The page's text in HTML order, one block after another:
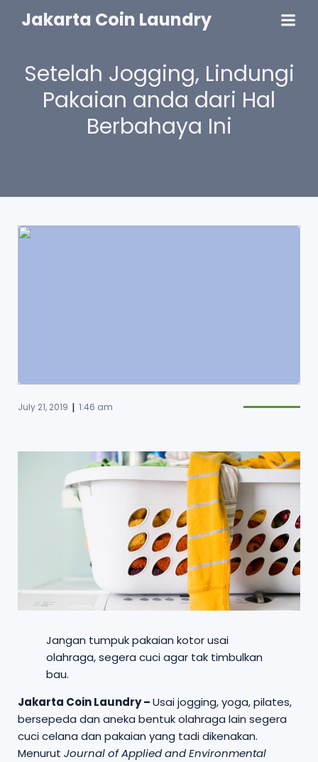
Jakarta Coin Laundry
Setelah Jogging, Lindungi
Pakaian anda dari Hal
Berbahaya Ini
July 21, 2019 | 1:46 am
Jangan tumpuk pakaian kotor usai
olahraga, segera cuci agar tak timbulkan
bau.
Jakarta Coin Laundry –Usai jogging, yoga, pilates,
bersepeda dan aneka bentuk olahraga lain segera
cuci celana dan pakaian yang tadi dikenakan.
Menurut Journal of Applied and Environmental